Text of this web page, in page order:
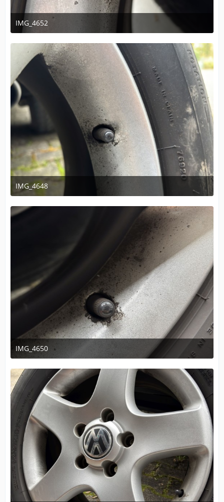
IMG_4652
14. November 2025 um 16:16
IMG_4648
14. November 2025 um 16:16
IMG_4650
14. November 2025 um 16:16